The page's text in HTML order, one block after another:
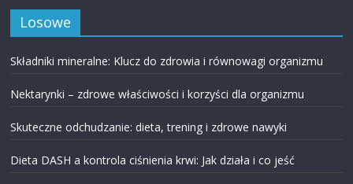
Losowe
Składniki mineralne: Klucz do zdrowia i równowagi organizmu
Nektarynki – zdrowe właściwości i korzyści dla organizmu
Skuteczne odchudzanie: dieta, trening i zdrowe nawyki
Dieta DASH a kontrola ciśnienia krwi: Jak działa i co jeść